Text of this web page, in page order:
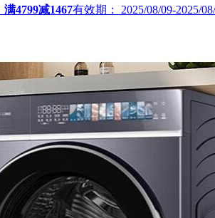
满4799减1467有效期： 2025/08/09-2025/